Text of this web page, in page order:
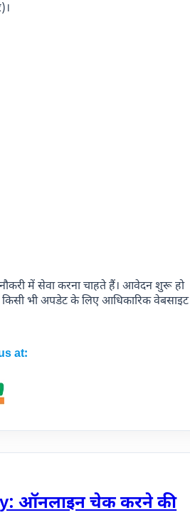
नौकरी में सेवा करना चाहते हैं। आवेदन शुरू हो
किसी भी अपडेट के लिए आधिकारिक वेबसाइट
at:
ऑनलाइन चेक करने की